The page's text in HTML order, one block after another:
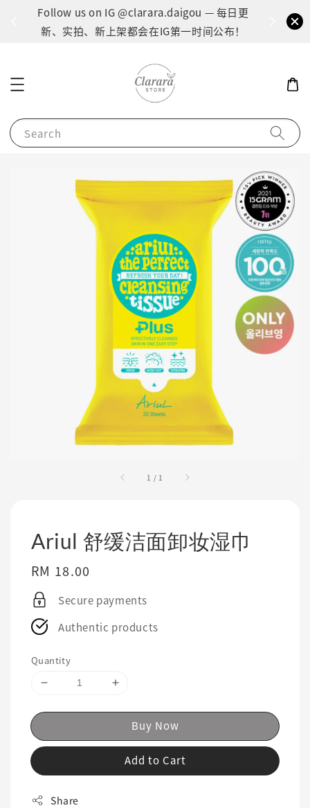
Follow us on IG @clarara.daigou — 每日更
新、实拍、新上架都会在IG第一时间公布！
Search
1 / 1
Ariul 舒缓洁面卸妆湿巾
Regular
price
RM 18.00
Secure payments
Authentic products
Quantity
Buy Now
Add to Cart
Share